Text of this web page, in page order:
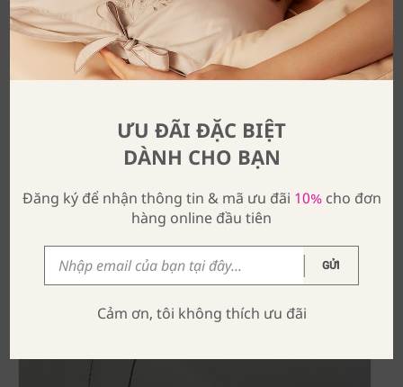
ƯU ĐÃI ĐẶC BIỆT
DÀNH CHO BẠN
Đăng ký để nhận thông tin & mã ưu đãi 10%cho đơn
hàng online đầu tiên
GỬI
Cảm ơn, tôi không thích ưu đãi